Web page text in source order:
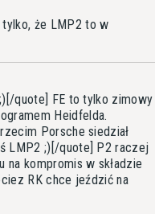
tylko, że LMP2 to w
quote] FE to tylko zimowy
Heidfelda.
Porsche siedział
LMP2 ;)[/quote] P2 raczej
kompromis w składzie
RK chce jeździć na